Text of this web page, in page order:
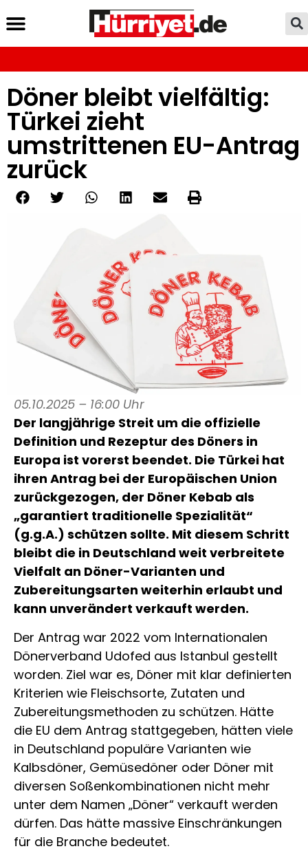
Döner bleibt vielfältig:
Türkei zieht
umstrittenen EU-Antrag
zurück
05.10.2025 – 16:00 Uhr
Der langjährige Streit um die offizielle
Definition und Rezeptur des Döners in
Europa ist vorerst beendet. Die Türkei hat
ihren Antrag bei der Europäischen Union
zurückgezogen, der Döner Kebab als
„garantiert traditionelle Spezialität“
(g.g.A.) schützen sollte. Mit diesem Schritt
bleibt die in Deutschland weit verbreitete
Vielfalt an Döner-Varianten und
Zubereitungsarten weiterhin erlaubt und
kann unverändert verkauft werden.
Der Antrag war 2022 vom Internationalen
Dönerverband Udofed aus Istanbul gestellt
worden. Ziel war es, Döner mit klar definierten
Kriterien wie Fleischsorte, Zutaten und
Zubereitungsmethoden zu schützen. Hätte
die EU dem Antrag stattgegeben, hätten viele
in Deutschland populäre Varianten wie
Kalbsdöner, Gemüsedöner oder Döner mit
diversen Soßenkombinationen nicht mehr
unter dem Namen „Döner“ verkauft werden
dürfen. Das hätte massive Einschränkungen
für die Branche bedeutet.